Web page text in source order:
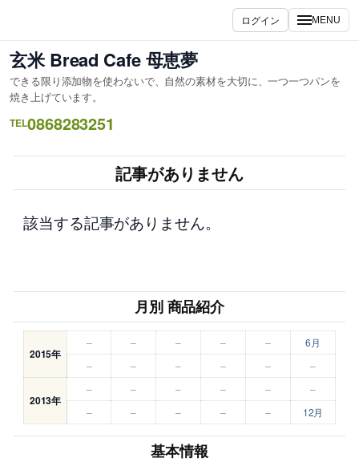
を
ス
キ
ッ
プ
ログイン MENU
玄米 Bread Cafe 母恵夢
できる限り添加物を使わないで、自然の素材を大切に、一つ一つパンを
焼き上げています。
TEL0868283251
記事がありません
該当する記事がありません。
月別 商品紹介
2015年
– – – – –
6月
–
– – – – –
2013年
– – – – –
–
–
– – – – 12月
基本情報